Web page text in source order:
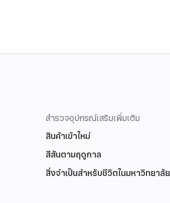
สำรวจอุปกรณ์เสริมเพิ่มเติม
สินค้าเข้าใหม่
สีสันตามฤดูกาล
สิ่งจำเป็นสำหรับชีวิตในมหาวิทยาลัย